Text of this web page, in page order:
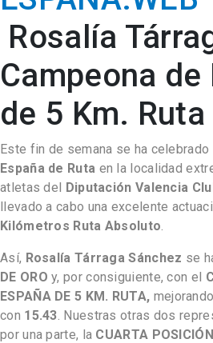
Rosalía
Campeona de
de 5 Km. Ruta
Este fin de semana se ha celebrado
España de Ruta en la localidad
atletas del Diputación Valencia
llevado a cabo una excelente
Kilómetros Ruta Absoluto
Así, Rosalía Tárraga Sánchez se
DE OROy, por consiguiente, con el
ESPAÑA DE 5 KM. RUTA,
con 15.43 . Nuestras otras dos
por una parte, la CUARTA POSICIÓN